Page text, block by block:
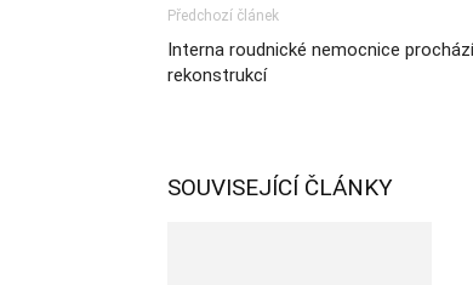
Předchozí článek
Interna roudnické nemocnice prochází
rekonstrukcí
SOUVISEJÍCÍ ČLÁNKY